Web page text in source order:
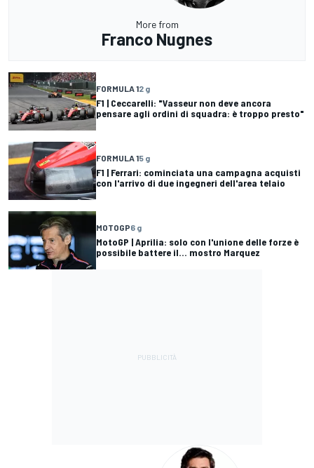
More from
Franco Nugnes
FORMULA 12 g
F1 | Ceccarelli: "Vasseur non deve ancora
pensare agli ordini di squadra: è troppo presto"
FORMULA 15 g
F1 | Ferrari: cominciata una campagna acquisti
con l'arrivo di due ingegneri dell'area telaio
MOTOGP6 g
MotoGP | Aprilia: solo con l'unione delle forze è
possibile battere il... mostro Marquez